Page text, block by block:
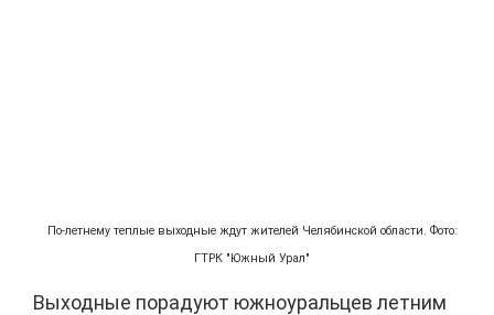
По-летнему теплые выходные ждут жителей Челябинской области. Фото:
ГТРК "Южный Урал"
Выходные порадуют южноуральцев летним